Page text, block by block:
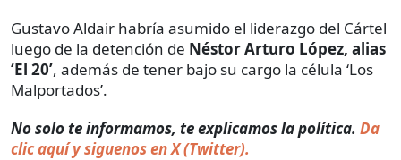
Gustavo Aldair habría asumido el liderazgo del Cártel
luego de la detención de Néstor Arturo López, alias
‘El 20’, además de tener bajo su cargo la célula ‘Los
Malportados’.
No solo te informamos, te explicamos la política. Da
clic aquí y siguenos en X (Twitter).